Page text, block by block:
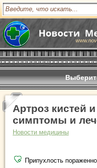
Артроз кистей
симптомы и
Новости медицины
Припухлость